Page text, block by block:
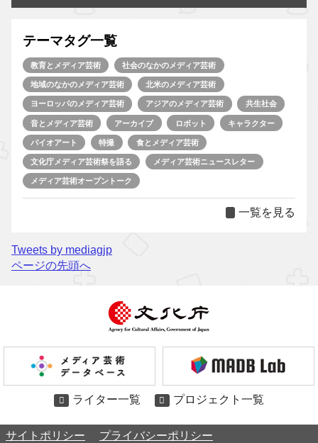
テーマタグ一覧
教育とメディア芸術 社会のなかのメディア芸術
地域のなかのメディア芸術 北米のメディア芸術
ヨーロッパのメディア芸術 アジアのメディア芸術 共生社会
音とメディア芸術 アーカイブ ロボット キャラクター
バイオアート 特撮 食とメディア芸術
文化庁メディア芸術祭を語る メディア芸術ニュースレター
メディア芸術オープントーク
一覧を見る
Tweets by mediagjp
ページの先頭へ
ライター一覧 プロジェクト一覧
サイトポリシー プライバシーポリシー